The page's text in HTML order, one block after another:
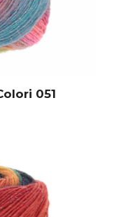
051